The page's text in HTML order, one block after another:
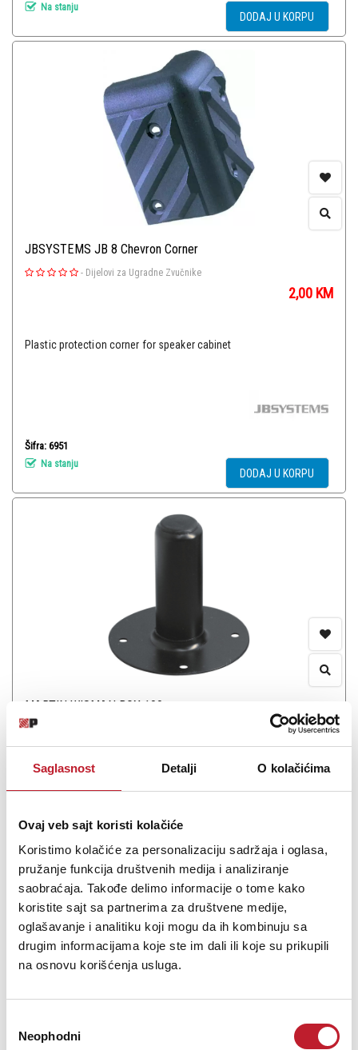
Saglasnost Detalji O kolačićima
Ovaj veb sajt koristi kolačiće
Koristimo kolačiće za personalizaciju sadržaja i oglasa,
pružanje funkcija društvenih medija i analiziranje
saobraćaja. Takođe delimo informacije o tome kako
koristite sajt sa partnerima za društvene medije,
oglašavanje i analitiku koji mogu da ih kombinuju sa
drugim informacijama koje ste im dali ili koje su prikupili
na osnovu korišćenja usluga.
сагласности
Neophodni
Na stanju
DODAJ U KORPU
JBSYSTEMS JB 8 Chevron Corner
- Dijelovi za Ugradne Zvučnike
2,00 KM
Plastic protection corner for speaker cabinet
Šifra: 6951
Na stanju
DODAJ U KORPU
MARTIN WISMAN BOX 100
13,00KM
15,00KM
0,3kgmaterial – steelpipe diameter – 35mm
Šifra: 8876
DODAJ U KORPU